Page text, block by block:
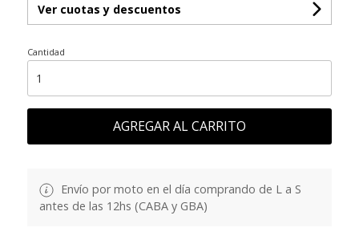
Ver cuotas y descuentos
Cantidad
AGREGAR AL CARRITO
Envío por moto en el día comprando de L a S
antes de las 12hs (CABA y GBA)